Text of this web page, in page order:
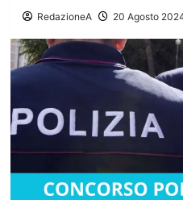
RedazioneA 20 Agosto